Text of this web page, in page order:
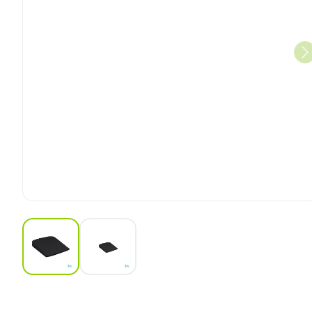
View larger image